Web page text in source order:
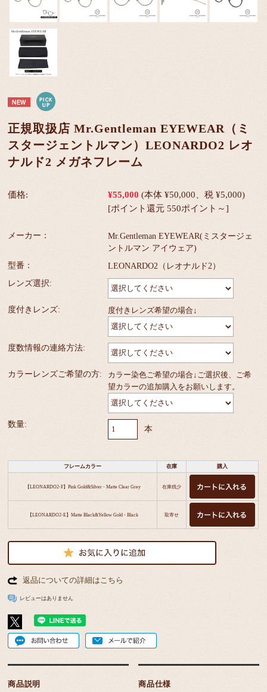
正規取扱店 Mr.Gentleman EYEWEAR（ミ
スタージェントルマン）LEONARDO2 レオ
ナルド2 メガネフレーム
価格: ¥55,000 (本体 ¥50,000、税 ¥5,000)
[ポイント還元 550ポイント～]
メーカー：
Mr.Gentleman EYEWEAR(ミスタージェ
ントルマン アイウェア)
型番：
LEONARDO2（レオナルド2）
レンズ選択:
度付きレンズ: 度付きレンズ希望の場合↓
度数情報の連絡方法:
カラーレンズご希望の方:
カラー染色ご希望の場合↓ご選択後、ご希
望カラーの追加購入をお願いします。
数量:
本
フレームカラー 在庫 購入
【LEONARDO2-F】Pink Gold&Silver - Matte Clear Grey 在庫残少
【LEONARDO2-E】Matte Black&Yellow Gold - Black 取寄せ
返品についての詳細はこちら
レビューはありません
商品説明 商品仕様